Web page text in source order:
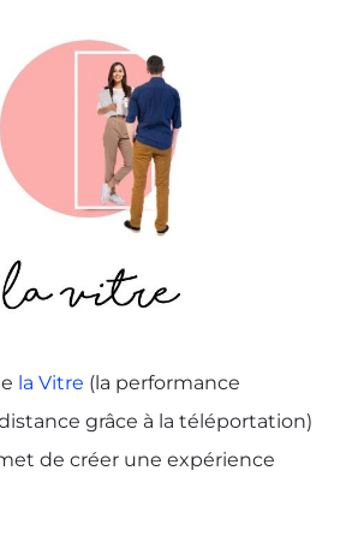
la Vitre (la performance
grâce à la téléportation)
de créer une expérience